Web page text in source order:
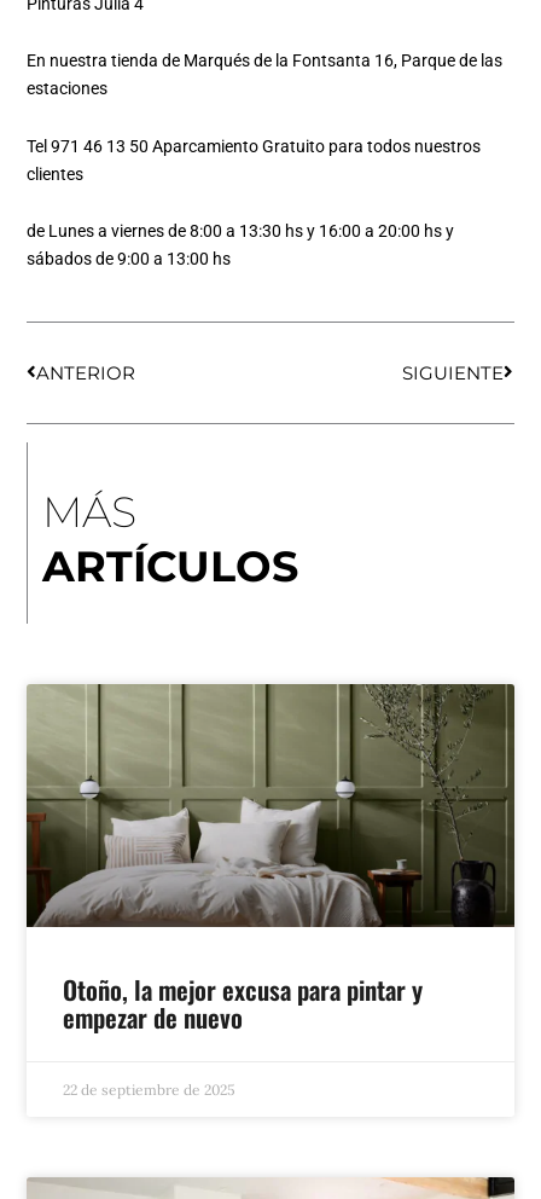
En nuestra tienda de Marqués de la Fontsanta 16, Parque de las
estaciones
Tel 971 46 13 50 Aparcamiento Gratuito para todos nuestros
clientes
de Lunes a viernes de 8:00 a 13:30 hs y 16:00 a 20:00 hs y
sábados de 9:00 a 13:00 hs
ANTERIOR SIGUIENTE
MÁS
ARTÍCULOS
Otoño, la mejor excusa para pintar y
empezar de nuevo
22 de septiembre de 2025